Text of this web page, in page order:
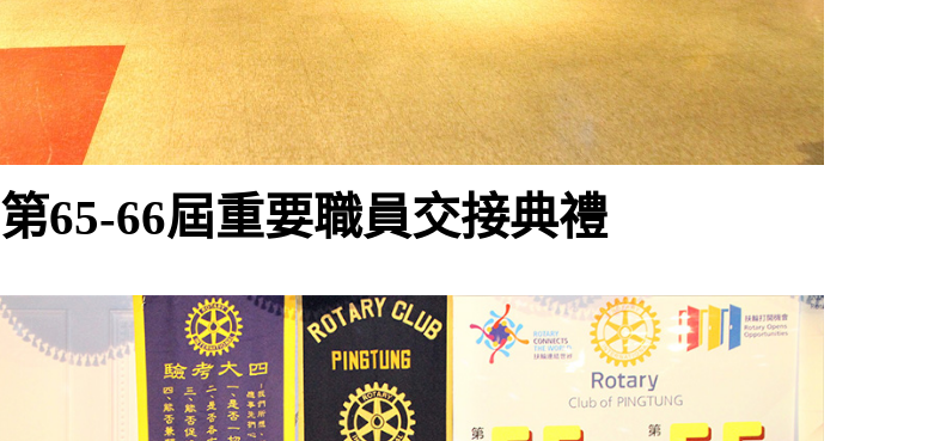
第65-66屆重要職員交接典禮